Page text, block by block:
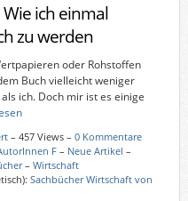
ich einmal
zu werden
oder Rohstoffen
Buch vielleicht weniger
ich. Doch mir ist es einige
– 457 Views – 0 Kommentare
F– Neue Artikel –
– Wirtschaft
Sachbücher Wirtschaft von